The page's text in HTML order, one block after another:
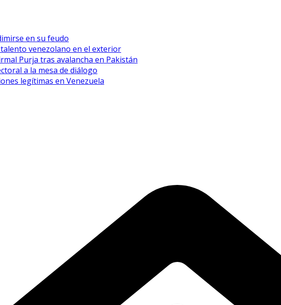
en su feudo
venezolano en el exterior
Purja tras avalancha en Pakistán
a la mesa de diálogo
legítimas en Venezuela